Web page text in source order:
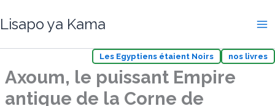
au
contenu
Lisapo ya Kama
nos livres
Les Egyptiens étaient Noirs
Axoum, le puissant Empire
antique de la Corne de